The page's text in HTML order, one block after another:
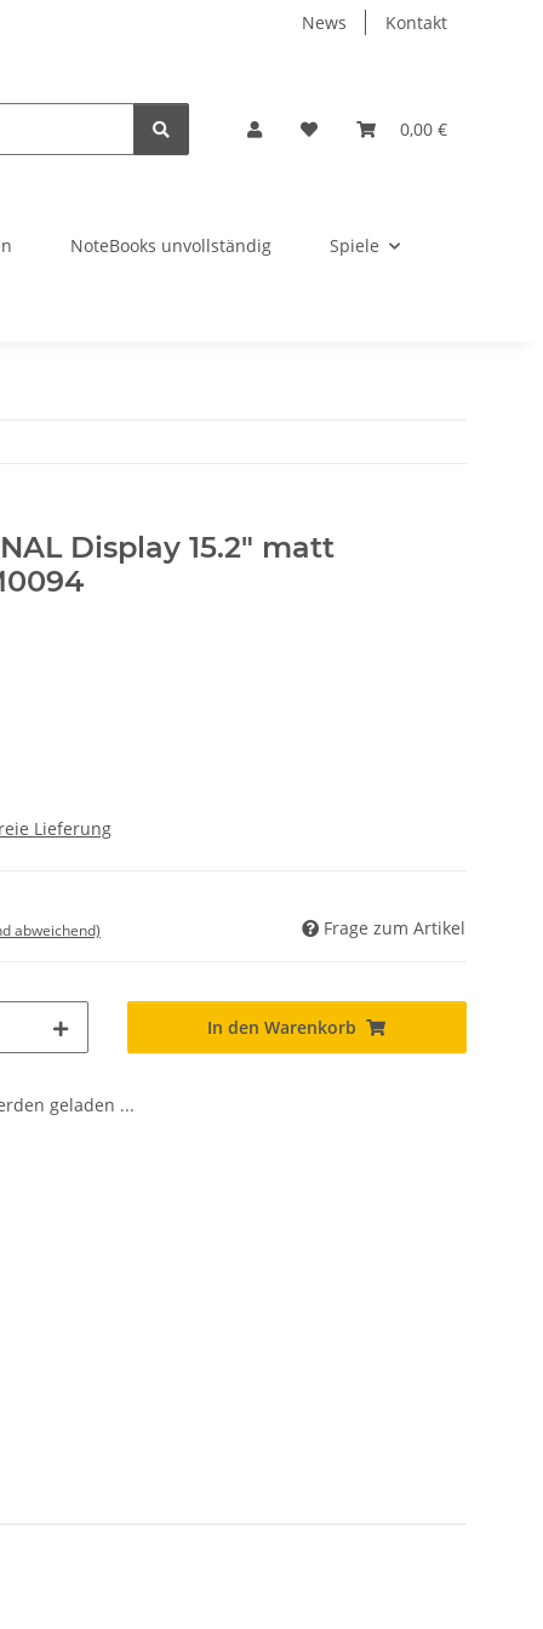
News Kontakt
0,00 €
NoteBooks unvollständig Spiele
Display 15.2" matt
Lieferung
abweichend) Frage zum Artikel
In den Warenkorb
geladen ...